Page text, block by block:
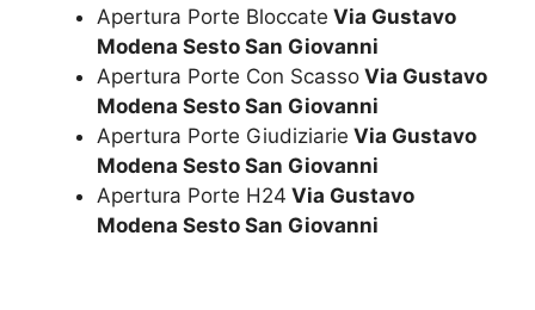
Apertura Porte Bloccate Via Gustavo
Modena Sesto San Giovanni
Apertura Porte Con Scasso Via Gustavo
Modena Sesto San Giovanni
Apertura Porte Giudiziarie Via Gustavo
Modena Sesto San Giovanni
Apertura Porte H24 Via Gustavo
Modena Sesto San Giovanni